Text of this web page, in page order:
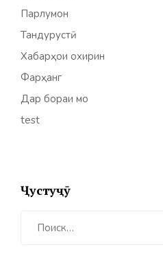
Парлумон
Тандурустӣ
Хабарҳои охирин
Фарҳанг
Дар бораи мо
test
Ҷустуҷӯ